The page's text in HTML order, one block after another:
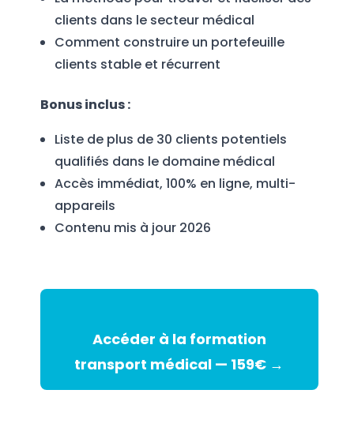
clients dans le secteur médical
Comment construire un portefeuille
clients stable et récurrent
Bonus inclus :
Liste de plus de 30 clients potentiels
qualifiés dans le domaine médical
Accès immédiat, 100% en ligne, multi-
appareils
Contenu mis à jour 2026
Accéder à la formation
transport médical — 159€ →